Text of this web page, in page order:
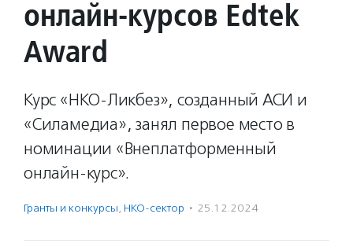
онлайн-курсов Edtek
Award
Курс «НКО-Ликбез», созданный АСИ и
«Силамедиа», занял первое место в
номинации «Внеплатформенный
онлайн-курс».
Гранты и конкурсы, НКО-сектор · 25.12.2024